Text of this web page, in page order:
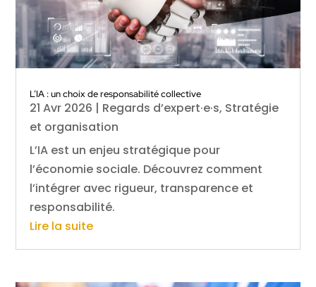
L’IA : un choix de responsabilité collective
21 Avr 2026 | Regards d’expert·e·s, Stratégie
et organisation
L’IA est un enjeu stratégique pour
l’économie sociale. Découvrez comment
l’intégrer avec rigueur, transparence et
responsabilité.
Lire la suite